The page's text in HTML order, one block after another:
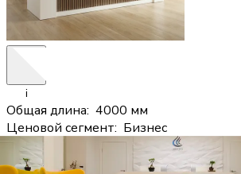
i
Общая длина: 4000 мм
Ценовой сегмент: Бизнес
Материал облицовки
Боковые
облицованы искусственным камнем